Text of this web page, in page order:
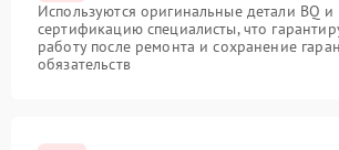
Используются оригинальные детали BQ
сертификацию специалисты, что
работу после ремонта и сохранение
обязательств